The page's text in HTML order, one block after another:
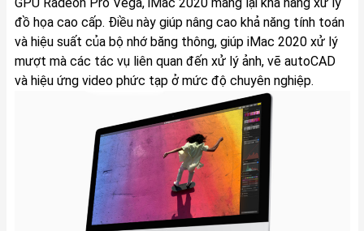
đồ họa cao cấp. Điều này giúp nâng cao khả năng tính toán
và hiệu suất của bộ nhớ băng thông, giúp iMac 2020 xử lý
mượt mà các tác vụ liên quan đến xử lý ảnh, vẽ autoCAD
và hiệu ứng video phức tạp ở mức độ chuyên nghiệp.